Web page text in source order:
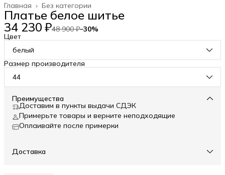
Без категории
Главная ›
Платье белое шитье
34 230 ₽48 900 ₽−30%
Цвет
белый
Размер производителя
44
Преимущества
Доставим в пункты выдачи СДЭК
Примерьте товары и верните неподходящие
Оплаивайте после примерки
Доставка